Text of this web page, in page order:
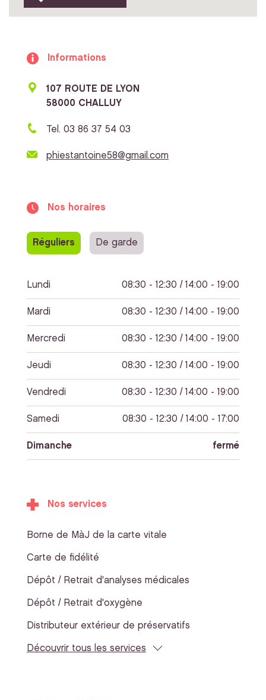
Informations
107 ROUTE DE LYON
58000 CHALLUY
Tel. 03 86 37 54 03
phiestantoine58@gmail.com
Nos horaires
Réguliers De garde
Lundi 08:30 - 12:30 / 14:00 - 19:00
Mardi 08:30 - 12:30 / 14:00 - 19:00
Mercredi 08:30 - 12:30 / 14:00 - 19:00
Jeudi 08:30 - 12:30 / 14:00 - 19:00
Vendredi 08:30 - 12:30 / 14:00 - 19:00
Samedi 08:30 - 12:30 / 14:00 - 17:00
Dimanche fermé
Nos services
Borne de MàJ de la carte vitale
Carte de fidélité
Dépôt / Retrait d'analyses médicales
Dépôt / Retrait d'oxygène
Distributeur extérieur de préservatifs
Découvrir tous les services